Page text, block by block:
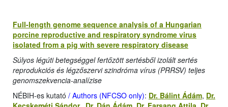
Full-length genome sequence analysis of a Hungarian
porcine reproductive and respiratory syndrome virus
isolated from a pig with severe respiratory disease
Súlyos légúti betegséggel fertőzött sertésből izolált sertés
reprodukciós és légzőszervi szindróma vírus (PRRSV) teljes
genomszekvencia-analízise
NÉBIH-es kutató / Authors (NFCSO only): Dr. Bálint Ádám, Dr.